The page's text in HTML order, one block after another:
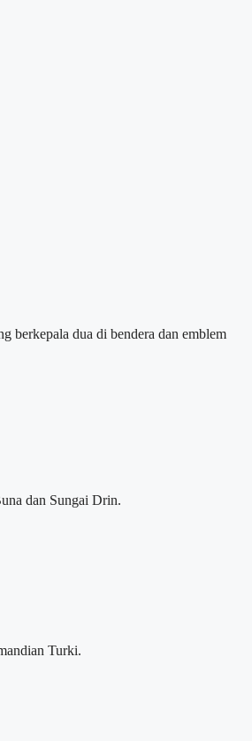
berkepala dua di bendera dan emblem
dan Sungai Drin.
Turki.